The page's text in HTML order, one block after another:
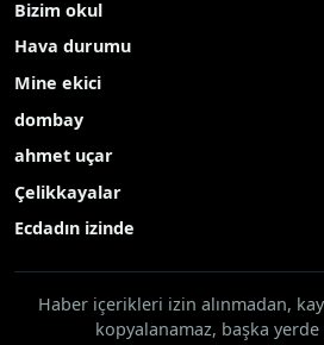
Hanönü Tarım ve Orman İlçe
tarafından, Tarım Arazilerinin
Etkinleştirilmesi (TAKE) Projesi
vatandaşlara 30 bin domates,
fidesi dağıtıldı. Tarım ve
fideler ile üretimi desteklemek
teslim edildi.